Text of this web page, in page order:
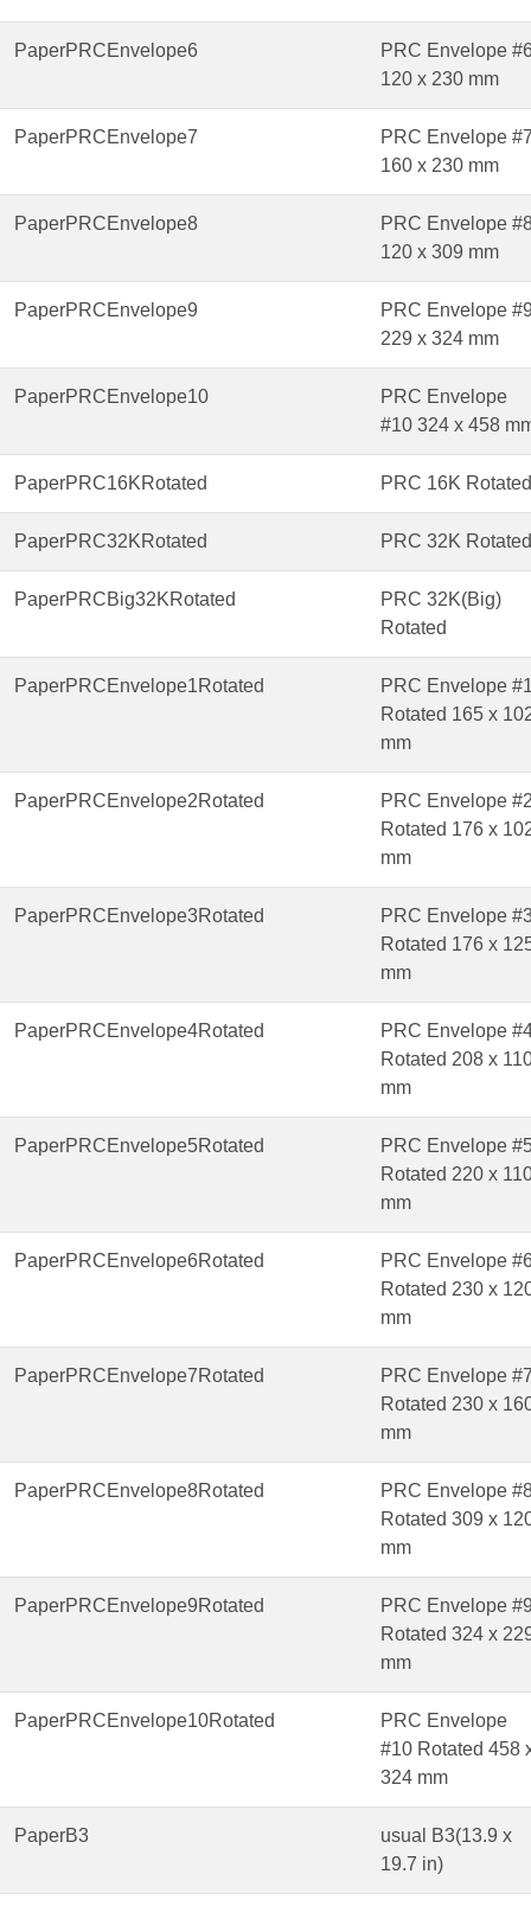
PaperPRCEnvelope6
PRC Envelope
120 x 230 mm
PaperPRCEnvelope7
PRC Envelope
160 x 230 mm
PaperPRCEnvelope8
PRC Envelope
120 x 309 mm
PaperPRCEnvelope9
PRC Envelope
229 x 324 mm
PaperPRCEnvelope10
PRC Envelope
#10 324 x 458
PaperPRC16KRotated PRC 16K Rotated
PaperPRC32KRotated PRC 32K Rotated
PaperPRCBig32KRotated
PRC 32K(Big)
Rotated
PaperPRCEnvelope1Rotated
PRC Envelope
Rotated 165 x
mm
PaperPRCEnvelope2Rotated
PRC Envelope
Rotated 176 x
mm
PaperPRCEnvelope3Rotated
PRC Envelope
Rotated 176 x
mm
PaperPRCEnvelope4Rotated
PRC Envelope
Rotated 208 x
mm
PaperPRCEnvelope5Rotated
PRC Envelope
Rotated 220 x
mm
PaperPRCEnvelope6Rotated
PRC Envelope
Rotated 230 x
mm
PaperPRCEnvelope7Rotated
PRC Envelope
Rotated 230 x
mm
PaperPRCEnvelope8Rotated
PRC Envelope
Rotated 309 x
mm
PaperPRCEnvelope9Rotated
PRC Envelope
Rotated 324 x
mm
PaperPRCEnvelope10Rotated
PRC Envelope
#10 Rotated 458
324 mm
PaperB3
usual B3(13.9 x
19.7 in)